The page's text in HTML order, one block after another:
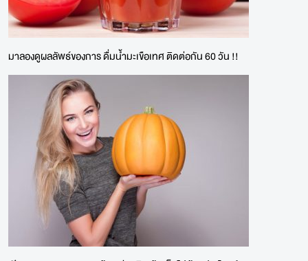
มาลองดูผลลัพธ์ของการ ดื่มน้ำมะเขือเทศ ติดต่อกัน 60 วัน !!